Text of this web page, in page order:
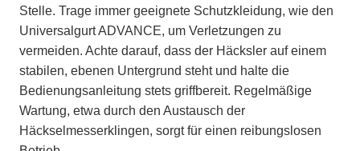
Stelle. Trage immer geeignete Schutzkleidung, wie den
Universalgurt ADVANCE, um Verletzungen zu
vermeiden. Achte darauf, dass der Häcksler auf einem
stabilen, ebenen Untergrund steht und halte die
Bedienungsanleitung stets griffbereit. Regelmäßige
Wartung, etwa durch den Austausch der
Häckselmesserklingen, sorgt für einen reibungslosen